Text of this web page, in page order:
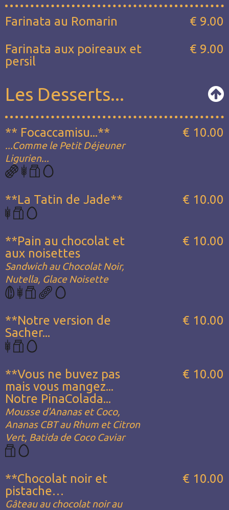
Farinata au Romarin
€ 9.00
Farinata aux poireaux et
persil
€ 9.00
Les Desserts...
** Focaccamisu...**
...Comme le Petit Déjeuner
Ligurien...
€ 10.00
**La Tatin de Jade** € 10.00
**Pain au chocolat et
aux noisettes
Sandwich au Chocolat Noir,
Nutella, Glace Noisette
€ 10.00
**Notre version de
Sacher...
€ 10.00
**Vous ne buvez pas
mais vous mangez...
Notre PinaColada...
Mousse d'Ananas et Coco,
Ananas CBT au Rhum et Citron
Vert, Batida de Coco Caviar
€ 10.00
**Chocolat noir et
pistache…
Gâteau au chocolat noir au
€ 10.00